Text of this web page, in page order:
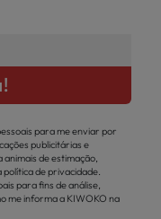
para me enviar por
publicitárias e
de estimação,
de privacidade.
para fins de análise,
me informa a KIWOKO na